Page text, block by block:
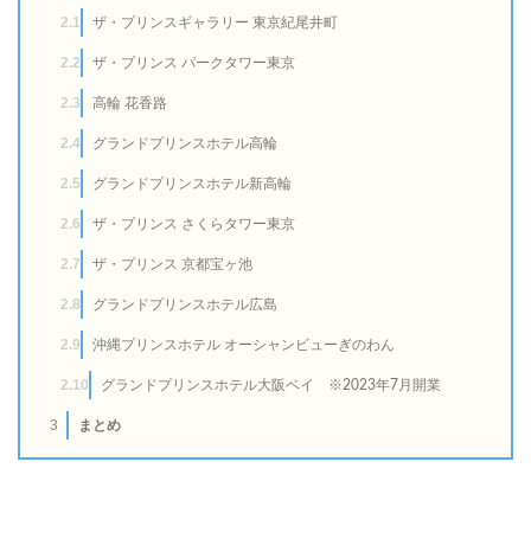
2.1 ザ・プリンスギャラリー 東京紀尾井町
2.2 ザ・プリンス パークタワー東京
2.3 高輪 花香路
2.4 グランドプリンスホテル高輪
2.5 グランドプリンスホテル新高輪
2.6 ザ・プリンス さくらタワー東京
2.7 ザ・プリンス 京都宝ヶ池
2.8 グランドプリンスホテル広島
2.9 沖縄プリンスホテル オーシャンビューぎのわん
2.10 グランドプリンスホテル大阪ベイ ※2023年7月開業
3 まとめ